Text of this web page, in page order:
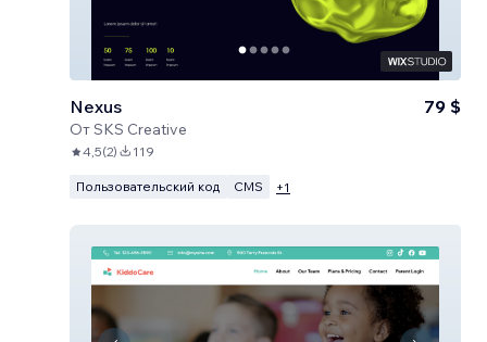
Nexus
ОтSKS Creative
79 $
4,5(2) 119
Пользовательский код CMS +1